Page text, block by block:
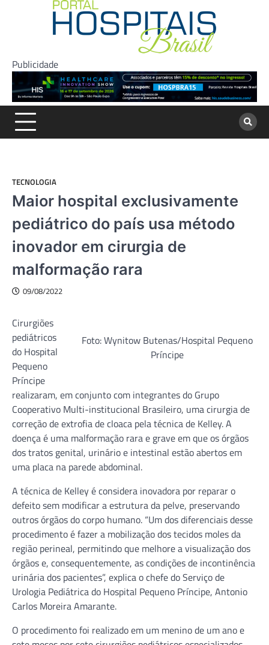
Publicidade
TECNOLOGIA
Maior hospital exclusivamente
pediátrico do país usa método
inovador em cirurgia de
malformação rara
09/08/2022
Foto: Wynitow Butenas/Hospital Pequeno
Príncipe
Cirurgiões
pediátricos
do Hospital
Pequeno
Príncipe
realizaram, em conjunto com integrantes do Grupo
Cooperativo Multi-institucional Brasileiro, uma cirurgia de
correção de extrofia de cloaca pela técnica de Kelley. A
doença é uma malformação rara e grave em que os órgãos
dos tratos genital, urinário e intestinal estão abertos em
uma placa na parede abdominal.
A técnica de Kelley é considera inovadora por reparar o
defeito sem modificar a estrutura da pelve, preservando
outros órgãos do corpo humano. “Um dos diferenciais desse
procedimento é fazer a mobilização dos tecidos moles da
região perineal, permitindo que melhore a visualização dos
órgãos e, consequentemente, as condições de incontinência
urinária dos pacientes”, explica o chefe do Serviço de
Urologia Pediátrica do Hospital Pequeno Príncipe, Antonio
Carlos Moreira Amarante.
O procedimento foi realizado em um menino de um ano e